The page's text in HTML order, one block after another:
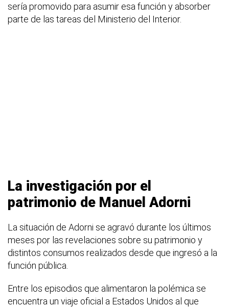
sería promovido para asumir esa función y absorber
parte de las tareas del Ministerio del Interior.
La investigación por el
patrimonio de Manuel Adorni
La situación de Adorni se agravó durante los últimos
meses por las revelaciones sobre su patrimonio y
distintos consumos realizados desde que ingresó a la
función pública.
Entre los episodios que alimentaron la polémica se
encuentra un viaje oficial a Estados Unidos al que